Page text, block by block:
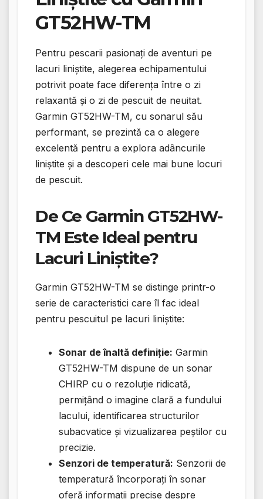
GT52HW-TM
Pentru pescarii pasionați de aventuri pe
lacuri liniștite, alegerea echipamentului
potrivit poate face diferența între o zi
relaxantă și o zi de pescuit de neuitat.
Garmin GT52HW-TM, cu sonarul său
performant, se prezintă ca o alegere
excelentă pentru a explora adâncurile
liniștite și a descoperi cele mai bune locuri
de pescuit.
De Ce Garmin GT52HW-
TM Este Ideal pentru
Lacuri Liniștite?
Garmin GT52HW-TM se distinge printr-o
serie de caracteristici care îl fac ideal
pentru pescuitul pe lacuri liniștite:
Sonar de înaltă definiție: Garmin
GT52HW-TM dispune de un sonar
CHIRP cu o rezoluție ridicată,
permițând o imagine clară a fundului
lacului, identificarea structurilor
subacvatice și vizualizarea peștilor cu
precizie.
Senzori de temperatură: Senzorii de
temperatură încorporați în sonar
oferă informații precise despre